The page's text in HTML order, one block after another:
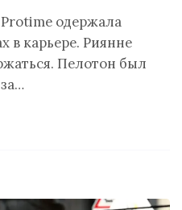
одержала
в карьере. Риянне
Пелотон был